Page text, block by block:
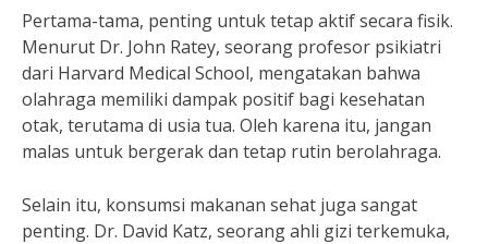
Pertama-tama, penting untuk tetap aktif secara fisik.
Menurut Dr. John Ratey, seorang profesor psikiatri
dari Harvard Medical School, mengatakan bahwa
olahraga memiliki dampak positif bagi kesehatan
otak, terutama di usia tua. Oleh karena itu, jangan
malas untuk bergerak dan tetap rutin berolahraga.
Selain itu, konsumsi makanan sehat juga sangat
penting. Dr. David Katz, seorang ahli gizi terkemuka,